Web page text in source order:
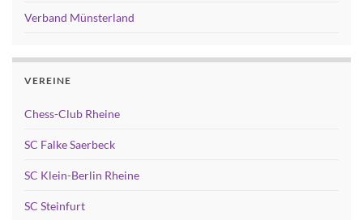
Verband Münsterland
VEREINE
Chess-Club Rheine
SC Falke Saerbeck
SC Klein-Berlin Rheine
SC Steinfurt